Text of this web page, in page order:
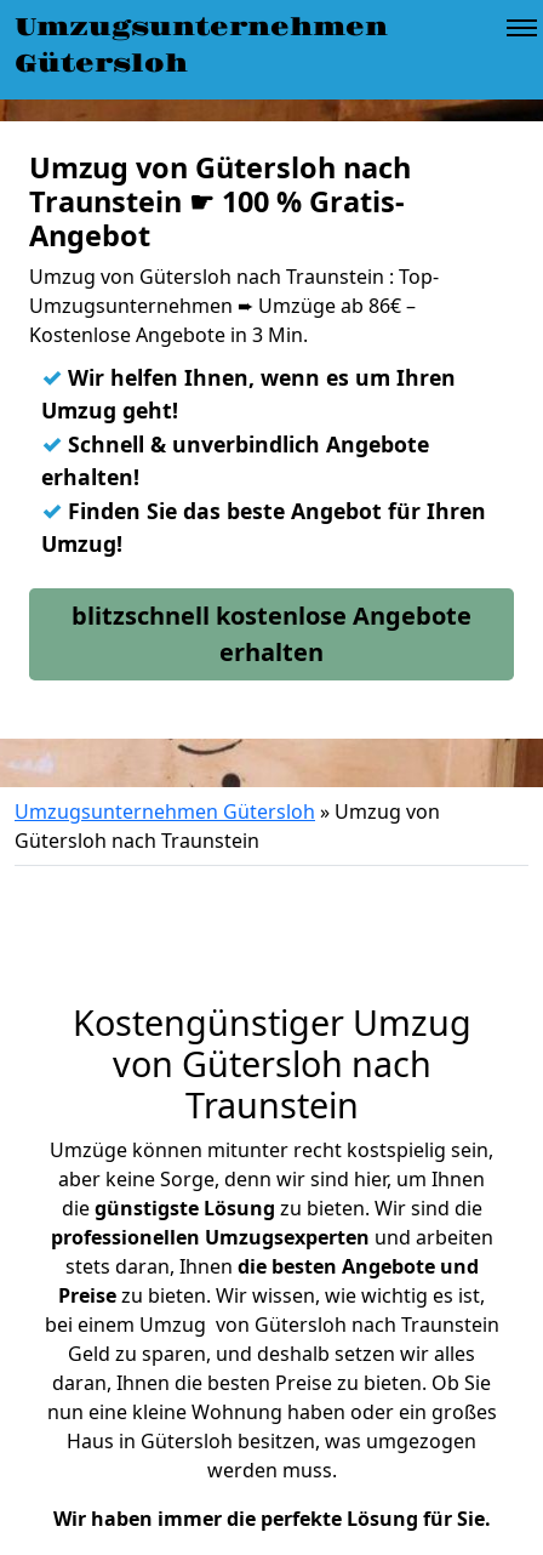
Umzugsunternehmen
Gütersloh
Umzug von Gütersloh nach
Traunstein ☛ 100 % Gratis-
Angebot
Umzug von Gütersloh nach Traunstein : Top-
Umzugsunternehmen ➨ Umzüge ab 86€ –
Kostenlose Angebote in 3 Min.
✓ Wir helfen Ihnen, wenn es um Ihren
Umzug geht!
✓ Schnell & unverbindlich Angebote
erhalten!
✓ Finden Sie das beste Angebot für Ihren
Umzug!
blitzschnell kostenlose Angebote
erhalten
Umzugsunternehmen Gütersloh » Umzug von
Gütersloh nach Traunstein
Kostengünstiger Umzug
von Gütersloh nach
Traunstein
Umzüge können mitunter recht kostspielig sein,
aber keine Sorge, denn wir sind hier, um Ihnen
diegünstigste Lösung zu bieten. Wir sind die
professionellen Umzugsexperten und arbeiten
stets daran, Ihnen die besten Angebote und
Preisezu bieten. Wir wissen, wie wichtig es ist,
bei einem Umzug von Gütersloh nach Traunstein
Geld zu sparen, und deshalb setzen wir alles
daran, Ihnen die besten Preise zu bieten. Ob Sie
nun eine kleine Wohnung haben oder ein großes
Haus in Gütersloh besitzen, was umgezogen
werden muss.
Wir haben immer die perfekte Lösung für Sie.